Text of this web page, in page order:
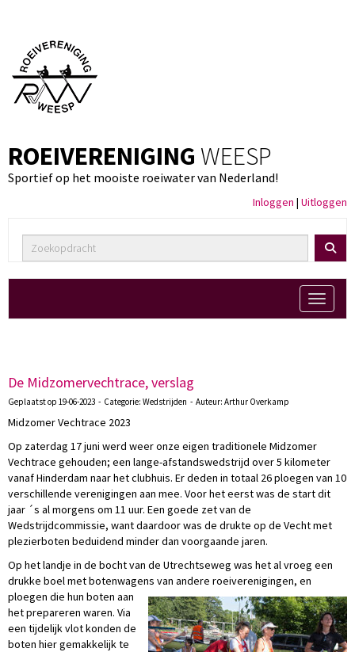
ROEIVERENIGING WEESP
Sportief op het mooiste roeiwater van Nederland!
Inloggen | Uitloggen
Toggle
De Midzomervechtrace, verslag
Geplaatst op 19-06-2023 - Categorie: Wedstrijden - Auteur: Arthur Overkamp
Midzomer Vechtrace 2023
Op zaterdag 17 juni werd weer onze eigen traditionele Midzomer
Vechtrace gehouden; een lange-afstandswedstrijd over 5 kilometer
vanaf Hinderdam naar het clubhuis. Er deden in totaal 26 ploegen van 10
verschillende verenigingen aan mee. Voor het eerst was de start dit
jaar ´s al morgens om 11 uur. Een goede zet van de
Wedstrijdcommissie, want daardoor was de drukte op de Vecht met
plezierboten beduidend minder dan voorgaande jaren.
Op het landje in de bocht van de Utrechtseweg was het al vroeg een
drukke boel met botenwagens van andere roeiverenigingen, en
ploegen die hun boten aan
het prepareren waren. Via
een tijdelijk vlot konden de
boten hier gemakkelijk te